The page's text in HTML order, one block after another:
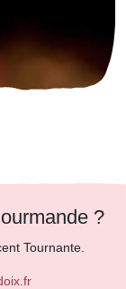
?
Tournante.